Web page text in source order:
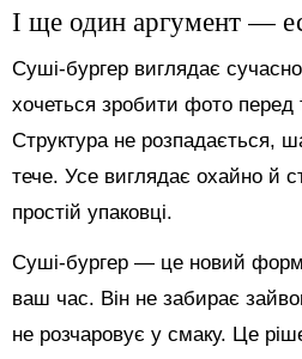
І ще один аргумент —
Суші-бургер виглядає
хочеться зробити фото перед
Структура не розпадається,
тече. Усе виглядає охайно й
простій упаковці.
Суші-бургер — це новий
ваш час. Він не забирає
не розчаровує у смаку. Це